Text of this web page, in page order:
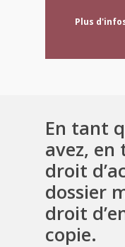
Plus
En tant
avez, en
droit
dossier
droit
copie.